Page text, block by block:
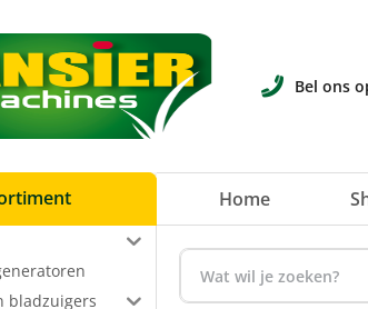
Bel ons
Home
bladzuigers